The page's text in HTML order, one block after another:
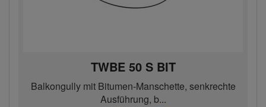
TWBE 50 S BIT
Balkongully mit Bitumen-Manschette, senkrechte
Ausführung, b...